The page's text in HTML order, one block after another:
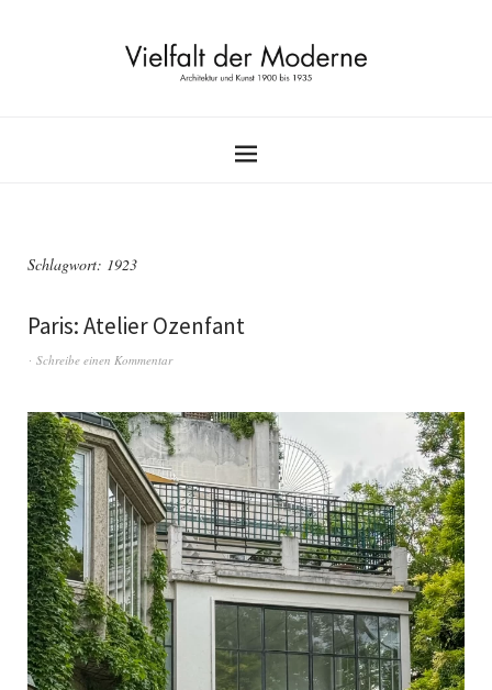
Schlagwort: 1923
Paris: Atelier Ozenfant
Schreibe einen Kommentar